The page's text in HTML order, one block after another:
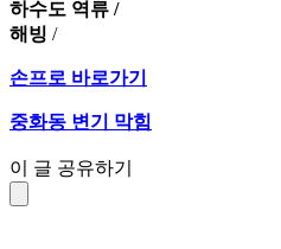
하수도 역류 /
해빙 /
손프로 바로가기
중화동 변기 막힘
이 글 공유하기